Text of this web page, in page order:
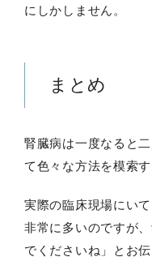
にしかしません。
まとめ
腎臓病は一度なると
て色々な方法を模索
実際の臨床現場にい
非常に多いのですが
でくださいね」とお